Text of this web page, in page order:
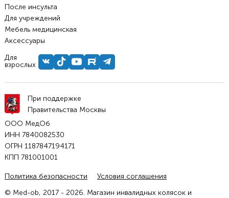
После инсульта
Для учреждений
Мебель медицинская
Аксессуары
Для
взрослых
При поддержке
Правительства Москвы
ООО МедОб
ИНН 7840082530
ОГРН 1187847194171
КПП 781001001
Политика безопасности
Условия соглашения
© Med-ob, 2017 - 2026. Магазин инвалидных колясок и